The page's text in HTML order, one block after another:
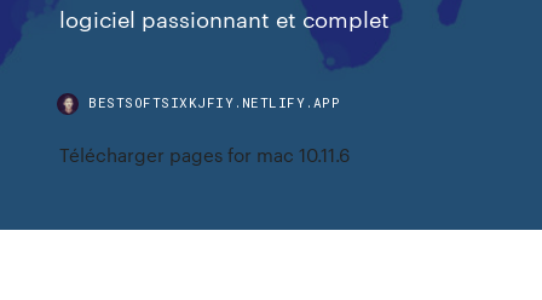
logiciel passionnant et complet
BESTSOFTSIXKJFIY.NETLIFY.APP
Télécharger pages for mac 10.11.6